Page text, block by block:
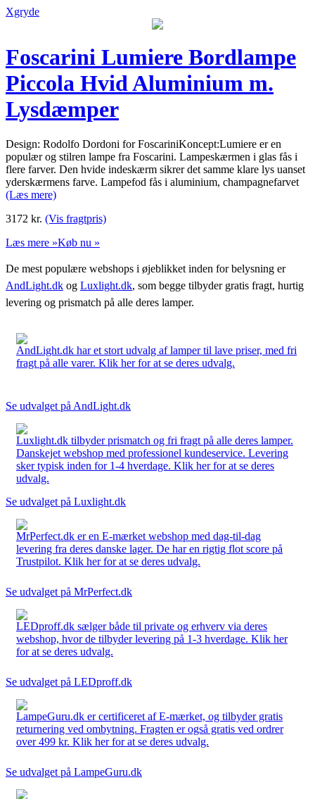
Xgryde
Foscarini Lumiere Bordlampe
Piccola Hvid Aluminium m.
Lysdæmper
Design: Rodolfo Dordoni for FoscariniKoncept:Lumiere er en
populær og stilren lampe fra Foscarini. Lampeskærmen i glas fås i
flere farver. Den hvide indeskærm sikrer det samme klare lys uanset
yderskærmens farve. Lampefod fås i aluminium, champagnefarvet
(Læs mere)
3172 kr. (Vis fragtpris)
Læs mere »Køb nu »
De mest populære webshops i øjeblikket inden for belysning er
AndLight.dk og Luxlight.dk, som begge tilbyder gratis fragt, hurtig
levering og prismatch på alle deres lamper.
AndLight.dk har et stort udvalg af lamper til lave priser, med fri
fragt på alle varer. Klik her for at se deres udvalg.
Se udvalget på AndLight.dk
Luxlight.dk tilbyder prismatch og fri fragt på alle deres lamper.
Danskejet webshop med professionel kundeservice. Levering
sker typisk inden for 1-4 hverdage. Klik her for at se deres
udvalg.
Se udvalget på Luxlight.dk
MrPerfect.dk er en E-mærket webshop med dag-til-dag
levering fra deres danske lager. De har en rigtig flot score på
Trustpilot. Klik her for at se deres udvalg.
Se udvalget på MrPerfect.dk
LEDproff.dk sælger både til private og erhverv via deres
webshop, hvor de tilbyder levering på 1-3 hverdage. Klik her
for at se deres udvalg.
Se udvalget på LEDproff.dk
LampeGuru.dk er certificeret af E-mærket, og tilbyder gratis
returnering ved ombytning. Fragten er også gratis ved ordrer
over 499 kr. Klik her for at se deres udvalg.
Se udvalget på LampeGuru.dk